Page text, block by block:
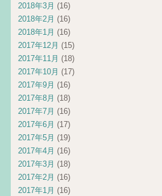
2018年3月 (16)
2018年2月 (16)
2018年1月 (16)
2017年12月 (15)
2017年11月 (18)
2017年10月 (17)
2017年9月 (16)
2017年8月 (18)
2017年7月 (16)
2017年6月 (17)
2017年5月 (19)
2017年4月 (16)
2017年3月 (18)
2017年2月 (16)
2017年1月 (16)